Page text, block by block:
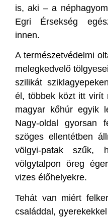
is, aki – a
Egri Érsekség
innen.
A természetvédelmi
melegkedvelő
szilikát
él, többek közt itt virít
magyar kőhúr egyik
Nagy-oldal gyorsan
szöges ellentétben
völgyi-patak szűk,
völgytalpon öreg
vizes élőhelyekre.
Tehát van miért
családdal,